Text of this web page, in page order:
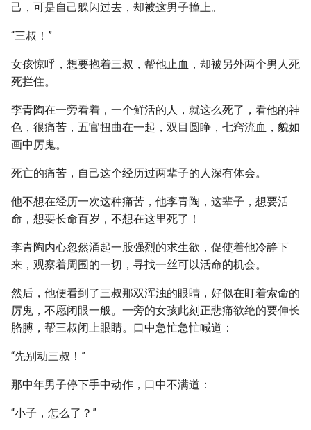
己，可是自己躲闪过去，却被这男子撞上。
“三叔！”
女孩惊呼，想要抱着三叔，帮他止血，却被另外两个男人死
死拦住。
李青陶在一旁看着，一个鲜活的人，就这么死了，看他的神
色，很痛苦，五官扭曲在一起，双目圆睁，七窍流血，貌如
画中厉鬼。
死亡的痛苦，自己这个经历过两辈子的人深有体会。
他不想在经历一次这种痛苦，他李青陶，这辈子，想要活
命，想要长命百岁，不想在这里死了！
李青陶内心忽然涌起一股强烈的求生欲，促使着他冷静下
来，观察着周围的一切，寻找一丝可以活命的机会。
然后，他便看到了三叔那双浑浊的眼睛，好似在盯着索命的
厉鬼，不愿闭眼一般。一旁的女孩此刻正悲痛欲绝的要伸长
胳膊，帮三叔闭上眼睛。口中急忙急忙喊道：
“先别动三叔！”
那中年男子停下手中动作，口中不满道：
“小子，怎么了？”